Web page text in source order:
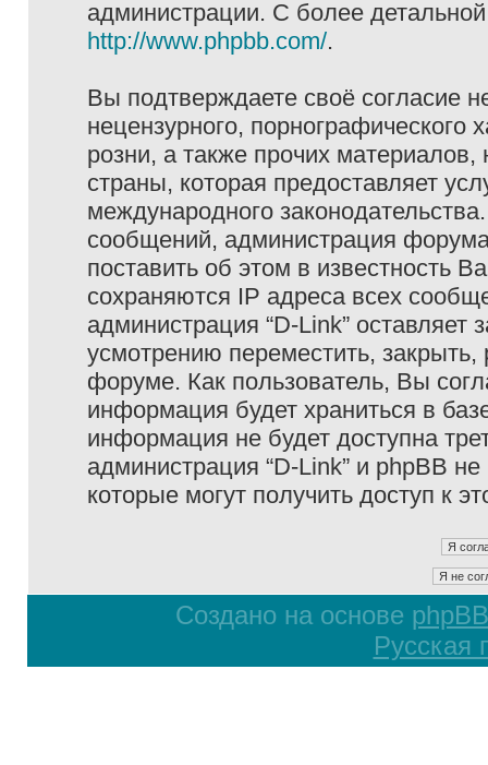
администрации. С более
http://www.phpbb.com/.
Вы подтверждаете своё согласие
нецензурного, порнографического
розни, а также прочих
страны, которая предоставляет
международного
сообщений, администрация
поставить об этом в известность
сохраняются IP адреса всех
администрация “D-Link”
усмотрению переместить,
форуме. Как пользователь, Вы
информация будет храниться в
информация не будет доступна
администрация “D-Link” и phpBB
которые могут получить доступ к
Создано на основе phpBB
Русская